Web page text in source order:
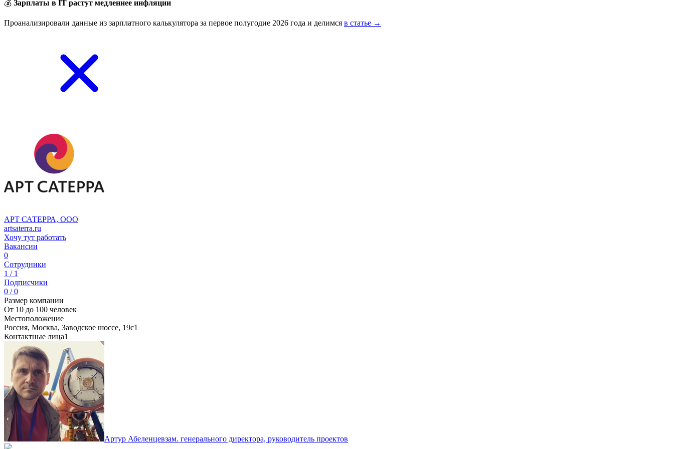
💰 Зарплаты в IT растут медленнее инфляции
Проанализировали данные из зарплатного калькулятора за первое полугодие 2026 года и делимся в статье →
АРТ САТЕРРА, ООО
artsaterra.ru
Хочу тут работать
Вакансии
0
Сотрудники
1 / 1
Подписчики
0 / 0
Размер компании
От 10 до 100 человек
Местоположение
Россия, Москва, Заводское шоссе, 19с1
Контактные лица1
Артур Абеленцевзам. генерального директора, руководитель проектов